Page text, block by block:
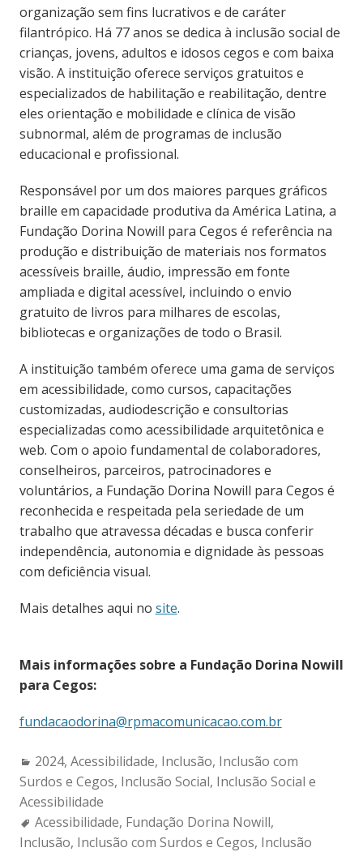
organização sem fins lucrativos e de caráter
filantrópico. Há 77 anos se dedica à inclusão social de
crianças, jovens, adultos e idosos cegos e com baixa
visão. A instituição oferece serviços gratuitos e
especializados de habilitação e reabilitação, dentre
eles orientação e mobilidade e clínica de visão
subnormal, além de programas de inclusão
educacional e profissional.
Responsável por um dos maiores parques gráficos
braille em capacidade produtiva da América Latina, a
Fundação Dorina Nowill para Cegos é referência na
produção e distribuição de materiais nos formatos
acessíveis braille, áudio, impressão em fonte
ampliada e digital acessível, incluindo o envio
gratuito de livros para milhares de escolas,
bibliotecas e organizações de todo o Brasil.
A instituição também oferece uma gama de serviços
em acessibilidade, como cursos, capacitações
customizadas, audiodescrição e consultorias
especializadas como acessibilidade arquitetônica e
web. Com o apoio fundamental de colaboradores,
conselheiros, parceiros, patrocinadores e
voluntários, a Fundação Dorina Nowill para Cegos é
reconhecida e respeitada pela seriedade de um
trabalho que atravessa décadas e busca conferir
independência, autonomia e dignidade às pessoas
com deficiência visual.
Mais detalhes aqui no site.
Mais informações sobre a Fundação Dorina Nowill
para Cegos:
fundacaodorina@rpmacomunicacao.com.br
Categories:
2024, Acessibilidade, Inclusão, Inclusão com
Surdos e Cegos, Inclusão Social, Inclusão Social e
Acessibilidade
Tags:
Acessibilidade, Fundação Dorina Nowill,
Inclusão, Inclusão com Surdos e Cegos, Inclusão